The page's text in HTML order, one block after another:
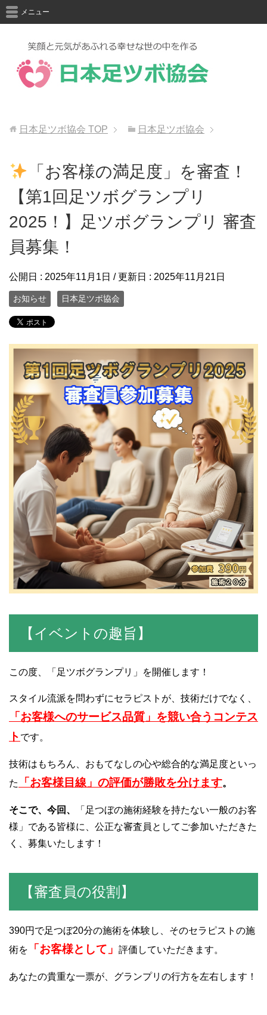
メニュー
日本足ツボ協会 TOP 日本足ツボ協会
「お客様の満足度」を審査！
【第1回足ツボグランプリ
2025！】足ツボグランプリ 審査
員募集！
公開日 : 2025年11月1日 / 更新日 : 2025年11月21日
お知らせ 日本足ツボ協会
【イベントの趣旨】
この度、「足ツボグランプリ」を開催します！
スタイル流派を問わずにセラピストが、技術だけでなく、
「お客様へのサービス品質」を競い合うコンテス
ト です。
技術はもちろん、おもてなしの心や総合的な満足度といっ
た
「お客様目線」 の評価が勝敗を分けます。
そこで、今回、
「足つぼの施術経験を持たない一般のお客
様」である皆様に、公正な審査員としてご参加いただきた
く、募集いたします！
【審査員の役割】
390円で足つぼ20分の施術を体験し、そのセラピストの施
術を
「お客様として」 評価していただきます。
あなたの貴重な一票が、グランプリの行方を左右します！